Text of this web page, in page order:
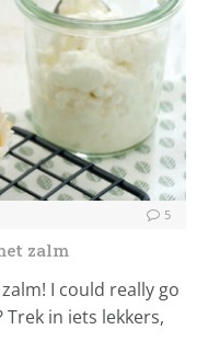
5
zalm
I could really go
in iets lekkers,